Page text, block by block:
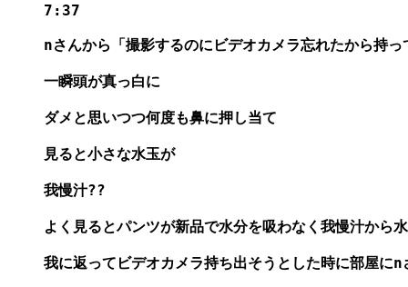
7:37
nさんから「撮影するのにビデオカメラ忘れたから持
一瞬頭が真っ白に
ダメと思いつつ何度も鼻に押し当て
見ると小さな水玉が
我慢汁??
よく見るとパンツが新品で水分を吸わなく我慢汁か
我に返ってビデオカメラ持ち出そうとした時に部屋に